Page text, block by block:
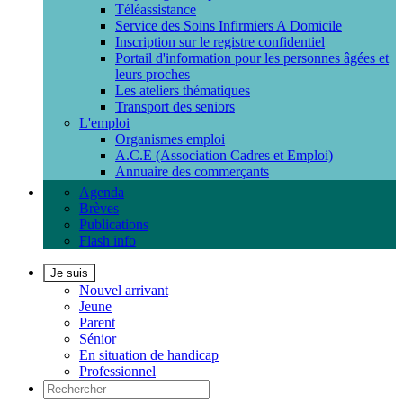
Téléassistance
Service des Soins Infirmiers A Domicile
Inscription sur le registre confidentiel
Portail d'information pour les personnes âgées et
leurs proches
Les ateliers thématiques
Transport des seniors
L'emploi
Organismes emploi
A.C.E (Association Cadres et Emploi)
Annuaire des commerçants
Agenda
Brèves
Publications
Flash info
Je suis
Nouvel arrivant
Jeune
Parent
Sénior
En situation de handicap
Professionnel